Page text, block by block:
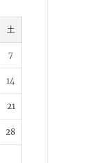
土
7
14
21
28